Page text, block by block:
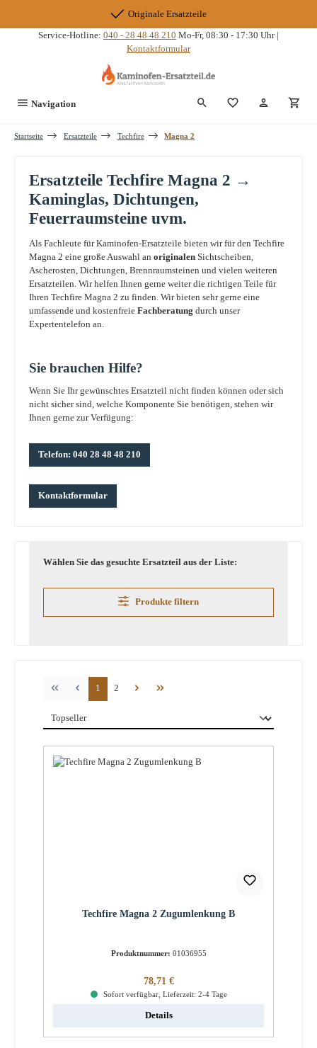
Originale Ersatzteile
Service-Hotline: 040 - 28 48 48 210 Mo-Fr, 08:30 - 17:30 Uhr |
Kontaktformular
Navigation Du hast 0
Startseite Ersatzteile Techfire Magna 2
Ersatzteile Techfire Magna 2 →
Kaminglas, Dichtungen,
Feuerraumsteine uvm.
Als Fachleute für Kaminofen-Ersatzteile bieten wir für den Techfire
Magna 2 eine große Auswahl an originalen Sichtscheiben,
Ascherosten, Dichtungen, Brennraumsteinen und vielen weiteren
Ersatzteilen. Wir helfen Ihnen gerne weiter die richtigen Teile für
Ihren Techfire Magna 2 zu finden. Wir bieten sehr gerne eine
umfassende und kostenfreie Fachberatung durch unser
Expertentelefon an.
Sie brauchen Hilfe?
Wenn Sie Ihr gewünschtes Ersatzteil nicht finden können oder sich
nicht sicher sind, welche Komponente Sie benötigen, stehen wir
Ihnen gerne zur Verfügung:
Telefon: 040 28 48 48 210
Kontaktformular
Wählen Sie das gesuchte Ersatzteil aus der Liste:
Produkte filtern
Seite
1 Seite
2
Techfire Magna 2 Zugumlenkung B
Produktnummer: 01036955
Regulärer Preis:
78,71 €
Sofort verfügbar, Lieferzeit: 2-4 Tage
Details